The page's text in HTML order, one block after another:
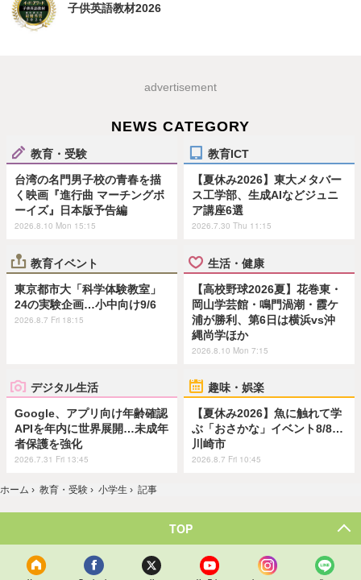
子供英語教材2026
advertisement
NEWS CATEGORY
教育・受験
台湾の名門男子校の青春を描
く映画『進行曲 マーチングボ
ーイズ』日本版予告編
2026.8.10 Mon 15:15
教育ICT
【夏休み2026】東大メタバー
ス工学部、生成AIなどジュニ
ア講座6選
2026.7.30 Thu 11:15
教育イベント
東京都市大「科学体験教室」
24の実験企画…小中向け9/6
2026.8.7 Fri 18:15
生活・健康
【高校野球2026夏】花巻東・
岡山学芸館・鳴門渦潮・霞ケ
浦が勝利、第6日は横浜vs沖
縄尚学ほか
2026.8.10 Mon 7:15
デジタル生活
Google、アプリ向け年齢確認
APIを年内に世界展開…未成年
者保護を強化
2026.7.31 Fri 13:45
趣味・娯楽
【夏休み2026】魚に触れて学
ぶ「おさかな」イベント8/8…
川崎市
2026.8.7 Fri 10:45
ホーム › 教育・受験 › 小学生 › 記事
TOP